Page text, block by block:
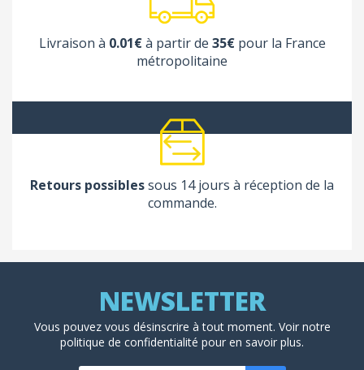
Livraison à 0.01€à partir de 35€pour la France
métropolitaine
Retours possiblessous 14 jours à réception de la
commande.
Vous pouvez vous désinscrire à tout moment. Voir notre
politique de confidentialité pour en savoir plus.